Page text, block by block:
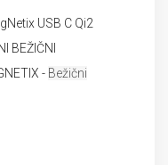
USB C Qi2
BEŽIČNI
- Bežični